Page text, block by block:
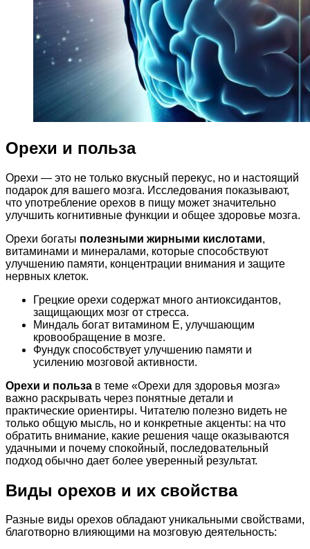
Орехи и польза
Орехи — это не только вкусный перекус, но и настоящий
подарок для вашего мозга. Исследования показывают,
что употребление орехов в пищу может значительно
улучшить когнитивные функции и общее здоровье мозга.
Орехи богаты полезными жирными кислотами,
витаминами и минералами, которые способствуют
улучшению памяти, концентрации внимания и защите
нервных клеток.
Грецкие орехи содержат много антиоксидантов,
защищающих мозг от стресса.
Миндаль богат витамином E, улучшающим
кровообращение в мозге.
Фундук способствует улучшению памяти и
усилению мозговой активности.
Орехи и польза в теме «Орехи для здоровья мозга»
важно раскрывать через понятные детали и
практические ориентиры. Читателю полезно видеть не
только общую мысль, но и конкретные акценты: на что
обратить внимание, какие решения чаще оказываются
удачными и почему спокойный, последовательный
подход обычно дает более уверенный результат.
Виды орехов и их свойства
Разные виды орехов обладают уникальными свойствами,
благотворно влияющими на мозговую деятельность: